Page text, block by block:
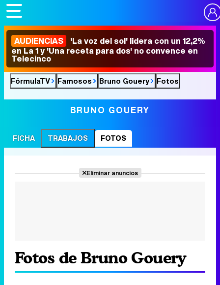
AUDIENCIAS 'La voz del sol' lidera con un 12,2%
en La 1 y 'Una receta para dos' no convence en
Telecinco
FórmulaTV Famosos Bruno Gouery Fotos
BRUNO GOUERY
FICHA TRABAJOS FOTOS
Eliminar anuncios
Fotos de Bruno Gouery